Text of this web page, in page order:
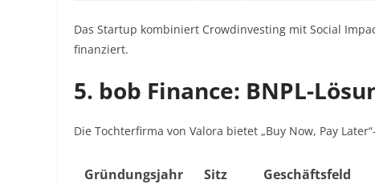
Das Startup kombiniert Crowdinvesting mit Social
finanziert.
5. bob Finance: BNPL-
Die Tochterfirma von Valora bietet „Buy Now, Pay
Gründungsjahr Sitz Geschäftsfeld